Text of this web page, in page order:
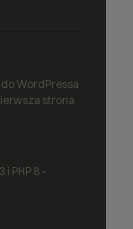
WordPressa
strona
PHP 8 –